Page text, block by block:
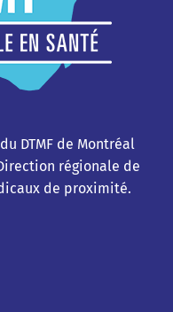
DTMF de Montréal
régionale de
de proximité.